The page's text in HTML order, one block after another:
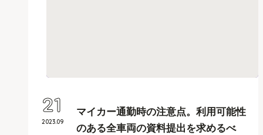
マイカー通勤時の注意点。利用可能性
のある全車両の資料提出を求めるべ
2023.09
21